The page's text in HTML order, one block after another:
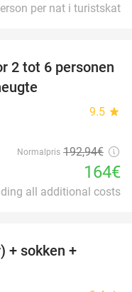
per nat i turistskat
15%
2 tot 6 personen
9.5 star
Normalpris 192,94€
164€
all additional costs
+ sokken +